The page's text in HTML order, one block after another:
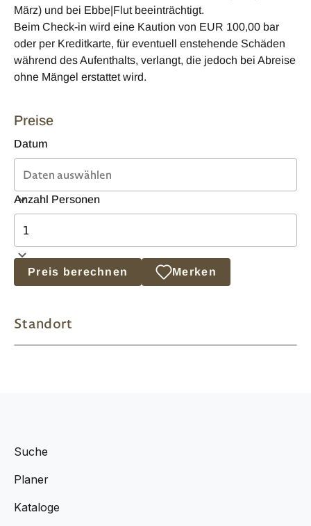
März) und bei Ebbe|Flut beeinträchtigt.
Beim Check-in wird eine Kaution von EUR 100,00 bar
oder per Kreditkarte, für eventuell enstehende Schäden
während des Aufenthalts, verlangt, die jedoch bei Abreise
ohne Mängel erstattet wird.
Preise
Datum
Anzahl Personen
Preis berechnen Merken
Standort
Suche
Planer
Kataloge